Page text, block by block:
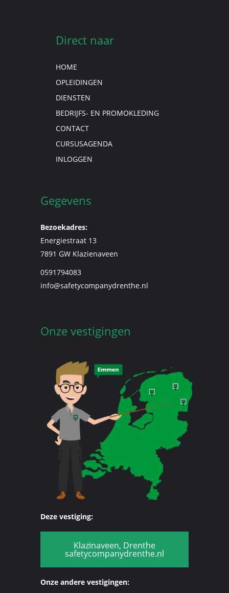
Direct naar
HOME
OPLEIDINGEN
DIENSTEN
BEDRIJFS- EN PROMOKLEDING
CONTACT
CURSUSAGENDA
INLOGGEN
Gegevens
Bezoekadres:
Energiestraat 13
7891 GW Klazienaveen
0591794083
info@safetycompanydrenthe.nl
Onze vestigingen
Deze vestiging:
Klazinaveen, Drenthe
safetycompanydrenthe.nl
Onze andere vestigingen: